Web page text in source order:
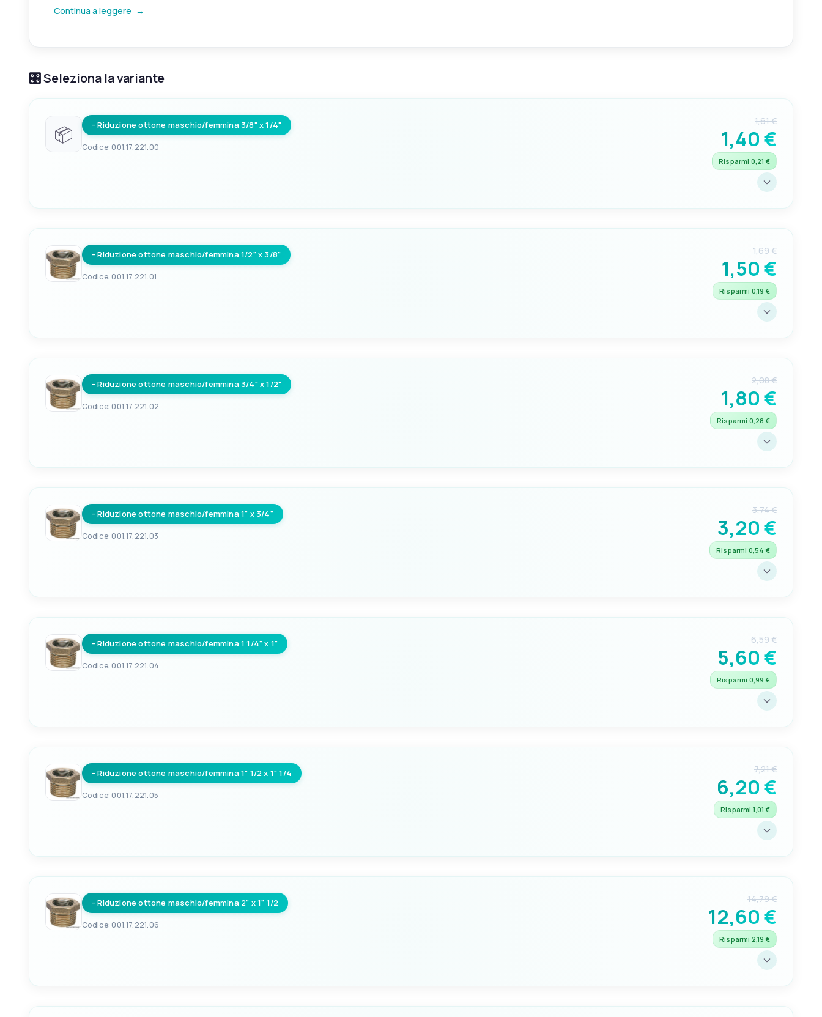
Continua a leggere →
🎛️ Seleziona la variante
📦 - Riduzione ottone maschio/femmina 3/8" x 1/4"
Codice: 001.17.221.00
1,61 €
1,40 €
Risparmi 0,21 €
- Riduzione ottone maschio/femmina 1/2" x 3/8"
Codice: 001.17.221.01
1,69 €
1,50 €
Risparmi 0,19 €
- Riduzione ottone maschio/femmina 3/4" x 1/2"
Codice: 001.17.221.02
2,08 €
1,80 €
Risparmi 0,28 €
- Riduzione ottone maschio/femmina 1" x 3/4"
Codice: 001.17.221.03
3,74 €
3,20 €
Risparmi 0,54 €
- Riduzione ottone maschio/femmina 1 1/4" x 1"
Codice: 001.17.221.04
6,59 €
5,60 €
Risparmi 0,99 €
- Riduzione ottone maschio/femmina 1" 1/2 x 1" 1/4
Codice: 001.17.221.05
7,21 €
6,20 €
Risparmi 1,01 €
- Riduzione ottone maschio/femmina 2" x 1" 1/2
Codice: 001.17.221.06
14,79 €
12,60 €
Risparmi 2,19 €